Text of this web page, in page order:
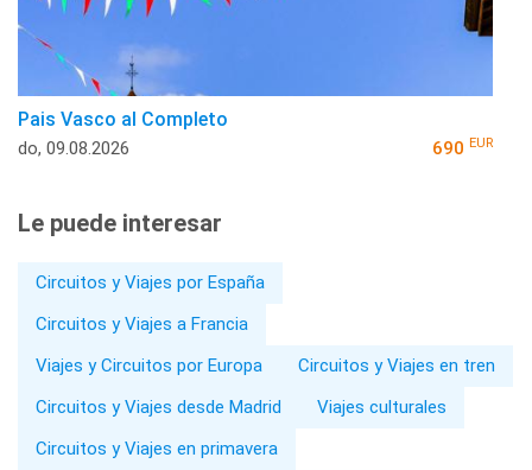
Pais Vasco al Completo
do, 09.08.2026 690 EUR
Le puede interesar
Circuitos y Viajes por España
Circuitos y Viajes a Francia
Viajes y Circuitos por Europa
Circuitos y Viajes en tren
Circuitos y Viajes desde Madrid
Viajes culturales
Circuitos y Viajes en primavera